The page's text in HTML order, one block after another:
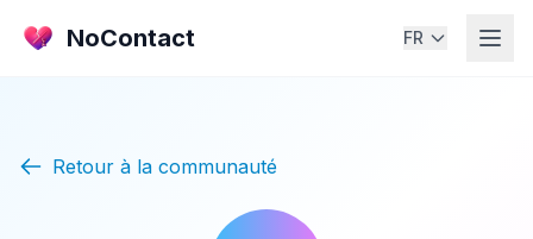
NoContact FR
Retour à la communauté